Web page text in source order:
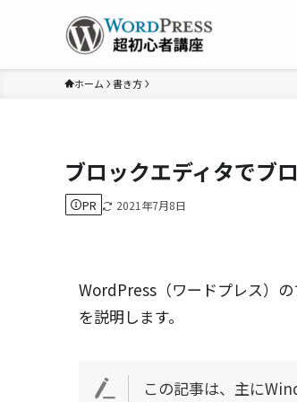
ホーム 書き方
ブロックエディタでブ
PR 2021年7月8日
WordPress （ワードプレス）の
を説明します。
この記事は、主に